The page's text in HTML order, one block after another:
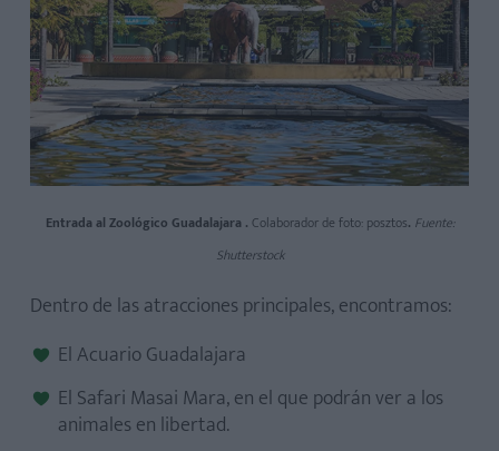
Entrada al Zoológico Guadalajara . Colaborador de foto: posztos. Fuente:
Shutterstock
Dentro de las atracciones principales, encontramos:
El Acuario Guadalajara
El Safari Masai Mara, en el que podrán ver a los
animales en libertad.